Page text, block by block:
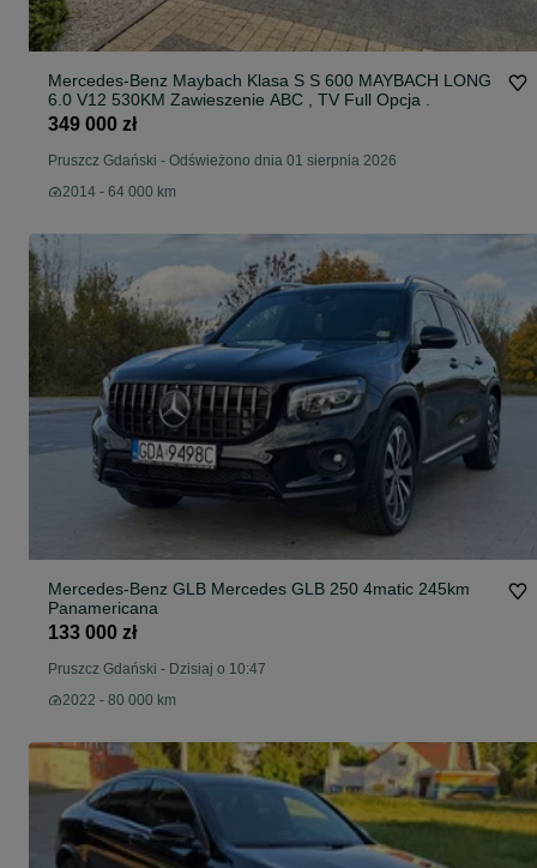
Mercedes-Benz Maybach Klasa S S 600 MAYBACH LONG
6.0 V12 530KM Zawieszenie ABC , TV Full Opcja .
349 000 zł
Pruszcz Gdański - Odświeżono dnia 01 sierpnia 2026
2014 - 64 000 km
Mercedes-Benz GLB Mercedes GLB 250 4matic 245km
Panamericana
133 000 zł
Pruszcz Gdański - Dzisiaj o 10:47
2022 - 80 000 km